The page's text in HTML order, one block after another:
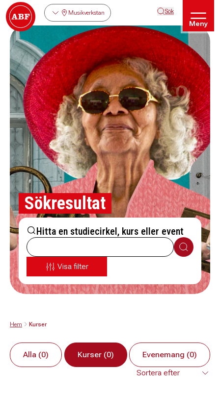
Musikverkstan Sök
Meny
Sökresultat
Hitta en studiecirkel, kurs eller event
Sök
Visa filter
Hem Kurser
Alla (0) Kurser (0) Evenemang (0)